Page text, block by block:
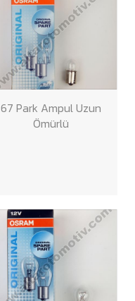
67 Park Ampul Uzun
Ömürlü